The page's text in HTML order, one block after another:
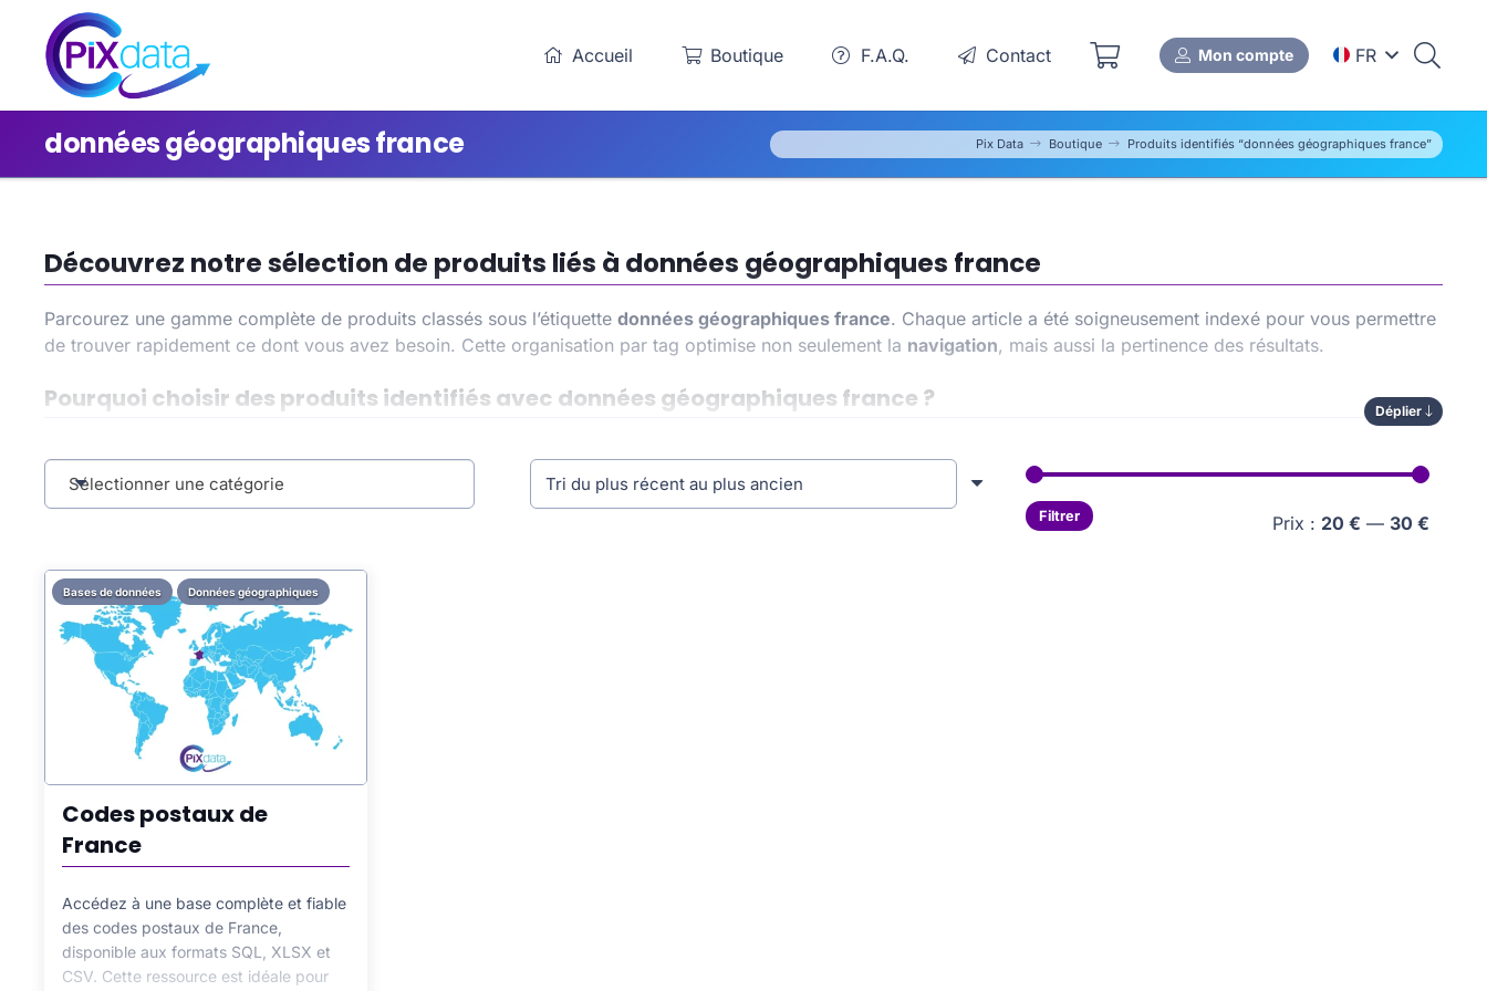
Accueil Boutique F.A.Q. Contact Mon compte FR
données géographiques france Pix Data Boutique Produits identifiés “données géographiques france”
Découvrez notre sélection de produits liés à données géographiques france
Parcourez une gamme complète de produits classés sous l’étiquette données géographiques france. Chaque article a été soigneusement indexé pour vous permettre
de trouver rapidement ce dont vous avez besoin. Cette organisation par tag optimise non seulement la navigation, mais aussi la pertinence des résultats.
Pourquoi choisir des produits identifiés avec données géographiques france ?
gagner du temps dans vos recherches et de bénéficier d’une expérience utilisateur améliorée. Cette approche contribue également à renforcer leréférencement
naturel (SEO)de votre boutique en ligne.
Déplier
Sélectionner une catégorie
Prix
Prix
Filtrer Prix : 20 € — 30 €
Codes postaux de
France
Accédez à une base complète et fiable
des codes postaux de France,
disponible aux formats SQL, XLSX et
CSV. Cette ressource est idéale pour
Bases de données Données géographiques